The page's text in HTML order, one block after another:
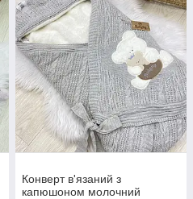
Конверт в'язаний з
капюшоном молочний